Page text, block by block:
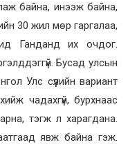
байна, инээж байна,
30 жил мөр гаргалаа,
Ганданд их очдог.
Бусад улсын
Улс сүүлийн вариант
чадахгүй, бурхнаас
тэгж л харагдана.
явж байна гэж.